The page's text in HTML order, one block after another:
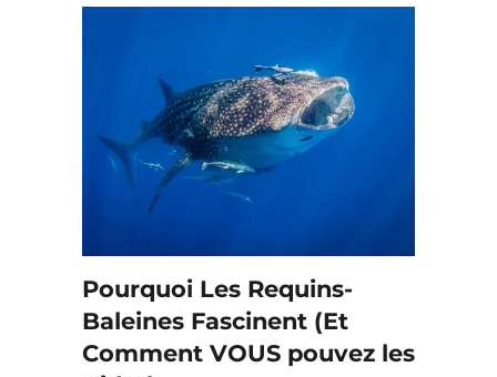
Pourquoi Les Requins-
Baleines Fascinent (Et
Comment VOUS pouvez les